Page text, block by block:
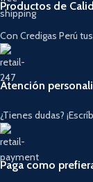
Productos de
Con Credigas Perú
Atención
¿Tienes dudas?
Paga como